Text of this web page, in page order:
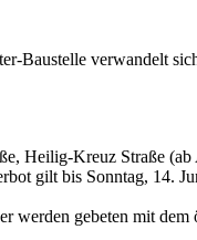
Baustelle verwandelt
Heilig-Kreuz Straße
gilt bis Sonntag, 14.
werden gebeten mit